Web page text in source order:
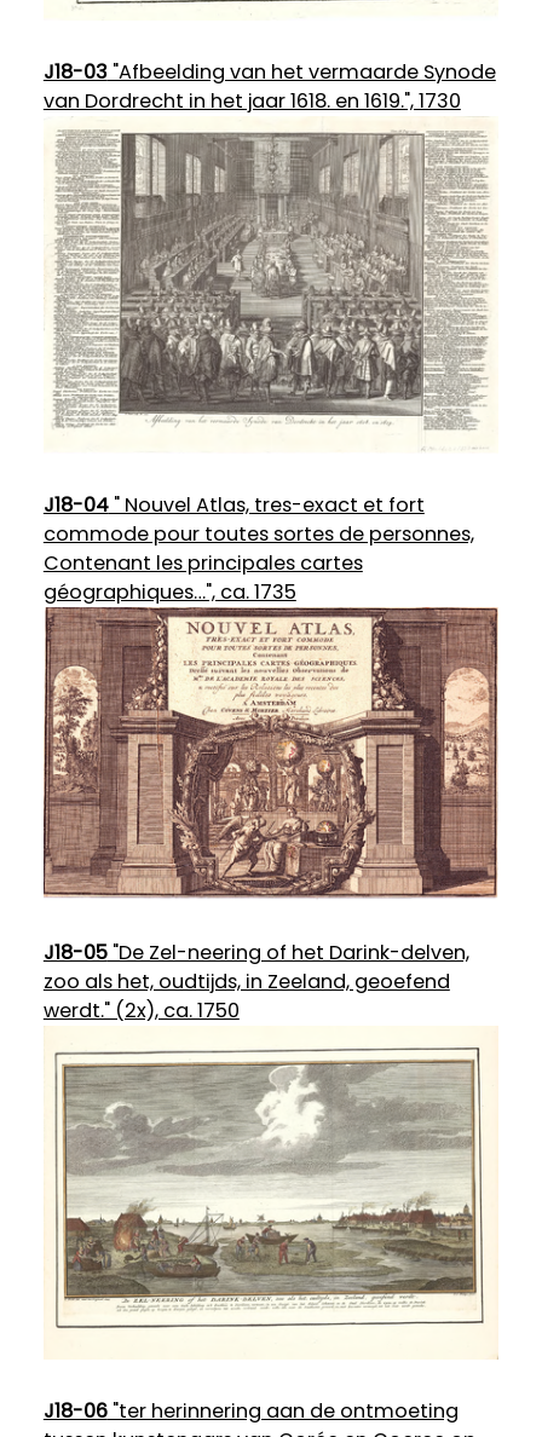
J18-03"Afbeelding van het vermaarde Synode
van Dordrecht in het jaar 1618. en 1619.", 1730
J18-04" Nouvel Atlas, tres-exact et fort
commode pour toutes sortes de personnes,
Contenant les principales cartes
géographiques…", ca. 1735
J18-05"De Zel-neering of het Darink-delven,
zoo als het, oudtijds, in Zeeland, geoefend
werdt." (2x), ca. 1750
J18-06"ter herinnering aan de ontmoeting